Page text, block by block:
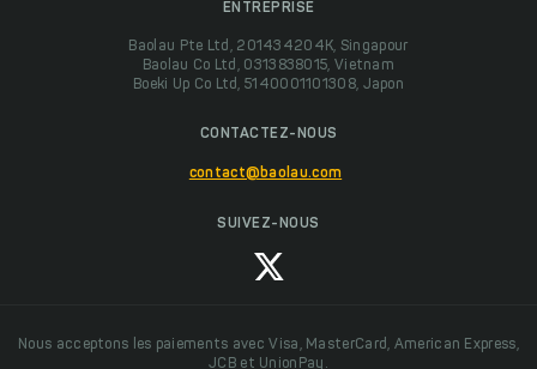
ENTREPRISE
Baolau Pte Ltd, 201434204K, Singapour
Baolau Co Ltd, 0313838015, Vietnam
Boeki Up Co Ltd, 5140001101308, Japon
CONTACTEZ-NOUS
contact@baolau.com
SUIVEZ-NOUS
Nous acceptons les paiements avec Visa, MasterCard, American Express,
JCB et UnionPay.